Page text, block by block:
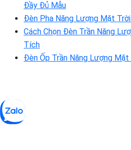
Đầy Đủ Mẫu
Đèn Pha Năng Lượng Mặt
Cách Chọn Đèn Trần Năng
Tích
Đèn Ốp Trần Năng Lượng